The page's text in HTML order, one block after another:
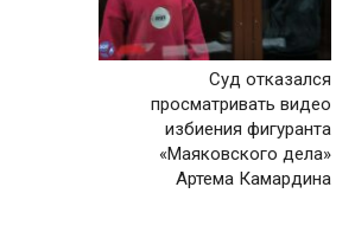
Суд отказался
просматривать видео
избиения фигуранта
«Маяковского дела»
Артема Камардина